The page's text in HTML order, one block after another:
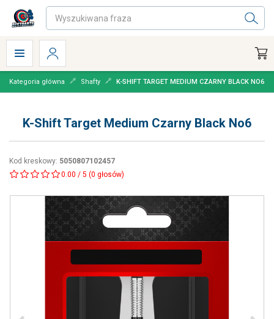
Kategoria główna Shafty K-SHIFT TARGET MEDIUM CZARNY BLACK NO6
K-Shift Target Medium Czarny Black No6
Kod kreskowy: 5050807102457
0.00 / 5 (0 głosów)